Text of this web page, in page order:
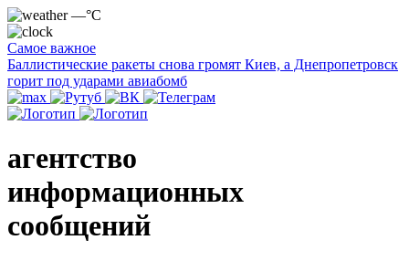
—°C
Самое важное
Баллистические ракеты снова громят Киев, а Днепропетровск
горит под ударами авиабомб
агентство
информационных
сообщений